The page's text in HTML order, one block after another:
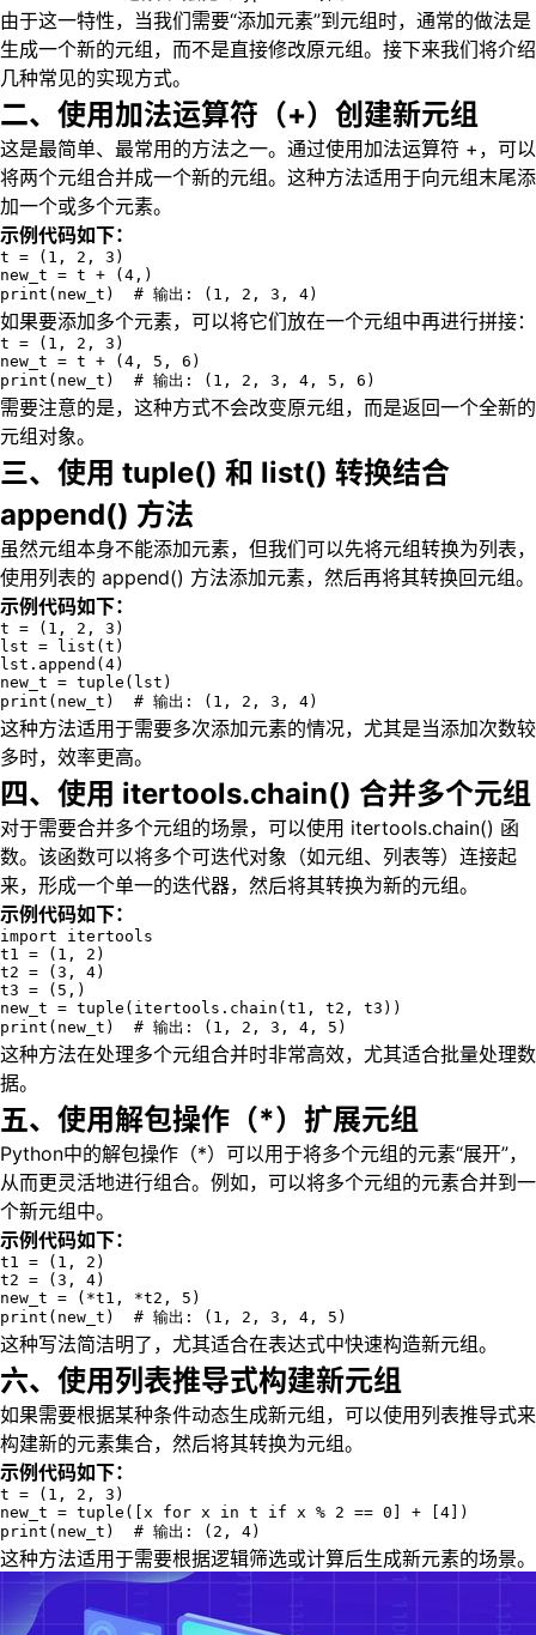
由于这一特性，当我们需要“添加元素”到元组时，通常的做法是
生成一个新的元组，而不是直接修改原元组。接下来我们将介绍
几种常见的实现方式。
二、使用加法运算符（+）创建新元组
这是最简单、最常用的方法之一。通过使用加法运算符 +，可以
将两个元组合并成一个新的元组。这种方法适用于向元组末尾添
加一个或多个元素。
示例代码如下：
t = (1, 2, 3)
new_t = t + (4,)
print(new_t)  # 输出: (1, 2, 3, 4)
如果要添加多个元素，可以将它们放在一个元组中再进行拼接：
t = (1, 2, 3)
new_t = t + (4, 5, 6)
print(new_t)  # 输出: (1, 2, 3, 4, 5, 6)
需要注意的是，这种方式不会改变原元组，而是返回一个全新的
元组对象。
三、使用 tuple() 和 list() 转换结合
append() 方法
虽然元组本身不能添加元素，但我们可以先将元组转换为列表，
使用列表的 append() 方法添加元素，然后再将其转换回元组。
示例代码如下：
t = (1, 2, 3)
lst = list(t)
lst.append(4)
new_t = tuple(lst)
print(new_t)  # 输出: (1, 2, 3, 4)
这种方法适用于需要多次添加元素的情况，尤其是当添加次数较
多时，效率更高。
四、使用 itertools.chain() 合并多个元组
对于需要合并多个元组的场景，可以使用 itertools.chain() 函
数。该函数可以将多个可迭代对象（如元组、列表等）连接起
来，形成一个单一的迭代器，然后将其转换为新的元组。
示例代码如下：
import itertools
t1 = (1, 2)
t2 = (3, 4)
t3 = (5,)
new_t = tuple(itertools.chain(t1, t2, t3))
print(new_t)  # 输出: (1, 2, 3, 4, 5)
这种方法在处理多个元组合并时非常高效，尤其适合批量处理数
据。
五、使用解包操作（*）扩展元组
Python中的解包操作（*）可以用于将多个元组的元素“展开”，
从而更灵活地进行组合。例如，可以将多个元组的元素合并到一
个新元组中。
示例代码如下：
t1 = (1, 2)
t2 = (3, 4)
new_t = (*t1, *t2, 5)
print(new_t)  # 输出: (1, 2, 3, 4, 5)
这种写法简洁明了，尤其适合在表达式中快速构造新元组。
六、使用列表推导式构建新元组
如果需要根据某种条件动态生成新元组，可以使用列表推导式来
构建新的元素集合，然后将其转换为元组。
示例代码如下：
t = (1, 2, 3)
new_t = tuple([x for x in t if x % 2 == 0] + [4])
print(new_t)  # 输出: (2, 4)
这种方法适用于需要根据逻辑筛选或计算后生成新元素的场景。